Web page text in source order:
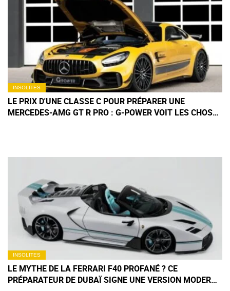
INSOLITES
LE PRIX D'UNE CLASSE C POUR PRÉPARER UNE
MERCEDES-AMG GT R PRO : G-POWER VOIT LES CHOSES
INSOLITES
LE MYTHE DE LA FERRARI F40 PROFANÉ ? CE
PRÉPARATEUR DE DUBAÏ SIGNE UNE VERSION MODERNE